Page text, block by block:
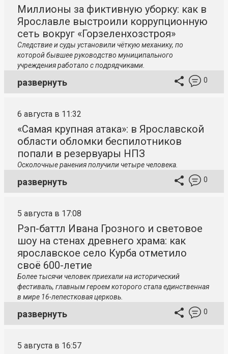
Миллионы за фиктивную уборку: как в
Ярославле выстроили коррупционную
сеть вокруг «Горзеленхозстроя»
Следствие и суды установили чёткую механику, по
которой бывшее руководство муниципального
учреждения работало с подрядчиками.
развернуть 0
6 августа в 11:32
«Самая крупная атака»: в Ярославской
области обломки беспилотников
попали в резервуары НПЗ
Осколочные ранения получили четыре человека.
развернуть 0
5 августа в 17:08
Рэп-баттл Ивана Грозного и световое
шоу на стенах древнего храма: как
ярославское село Курба отметило
своё 600-летие
Более тысячи человек приехали на исторический
фестиваль, главным героем которого стала единственная
в мире 16-лепестковая церковь.
развернуть 0
5 августа в 16:57